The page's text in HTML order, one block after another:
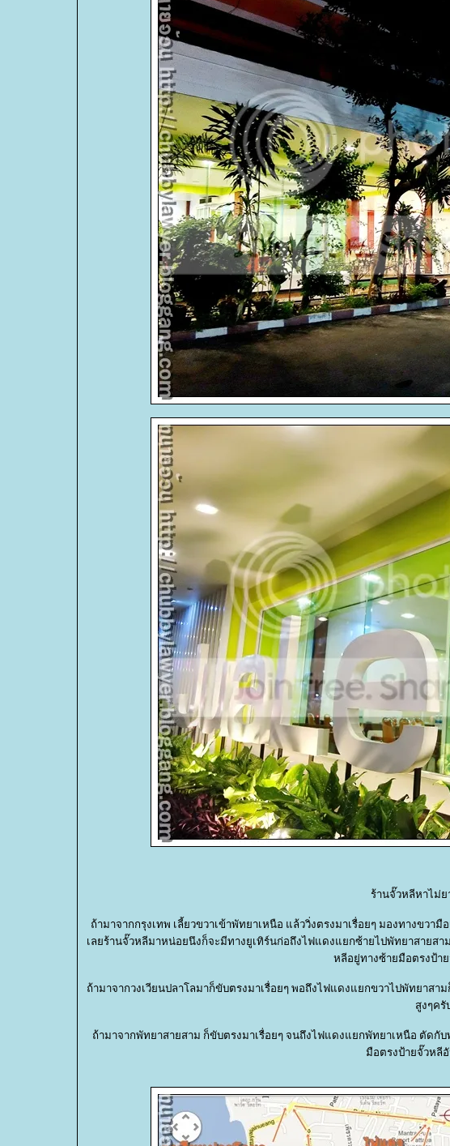
ร้านจั๊วหลีหาไม่ย
ถ้ามาจากกรุงเทพ เลี้ยวขวาเข้าพัทยาเหนือ แล้ววิ่งตรงมาเรื่อยๆ มองทางขวา
เลยร้านจั๊วหลีมาหน่อยนึงก็จะมีทางยูเทิร์นก่อถึงไฟแดงแยกซ้ายไปพัทยาสายส
หลีอยู่ทางซ้ายมือตรงป้า
ถ้ามาจากวงเวียนปลาโลมาก็ขับตรงมาเรื่อยๆ พอถึงไฟแดงแยกขวาไปพัทยาส
สูงๆครั
ถ้ามาจากพัทยาสายสาม ก็ขับตรงมาเรื่อยๆ จนถึงไฟแดงแยกพัทยาเหนือ ตัด
มือตรงป้ายจั๊วหลี